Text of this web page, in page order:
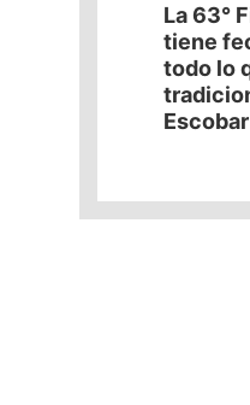
La 63°
tiene
todo lo
Escobar